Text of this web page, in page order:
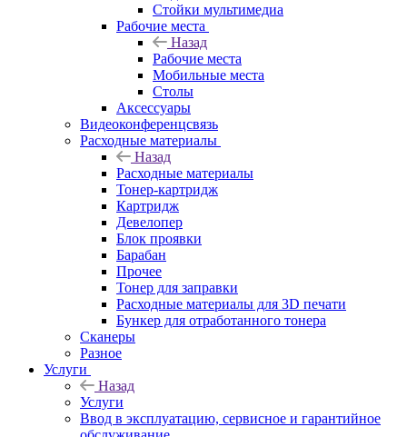
Стойки мультимедиа
Рабочие места
Назад
Рабочие места
Мобильные места
Столы
Аксессуары
Видеоконференцсвязь
Расходные материалы
Назад
Расходные материалы
Тонер-картридж
Картридж
Девелопер
Блок проявки
Барабан
Прочее
Тонер для заправки
Расходные материалы для 3D печати
Бункер для отработанного тонера
Сканеры
Разное
Услуги
Назад
Услуги
Ввод в эксплуатацию, сервисное и гарантийное